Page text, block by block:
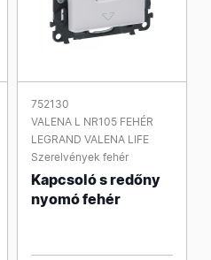
752130
VALENA L NR105 FEHÉR
LEGRAND VALENA LIFE
Szerelvények fehér
Kapcsoló s redőny
nyomó fehér